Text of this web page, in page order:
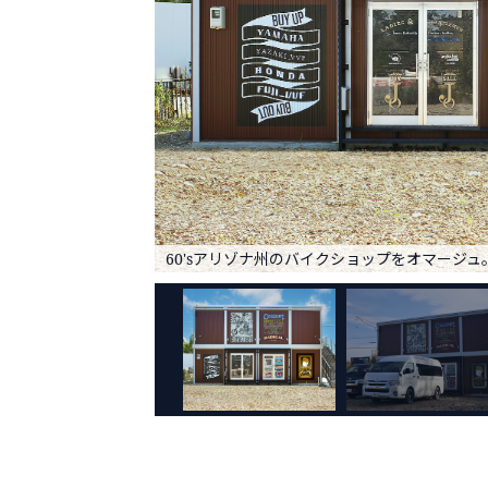
60'sアリゾナ州のバイクショップをオマージュ